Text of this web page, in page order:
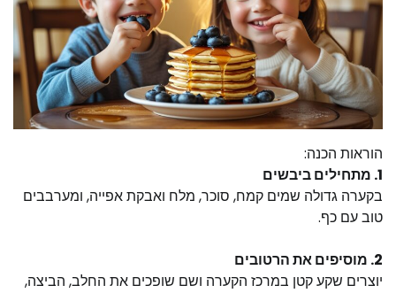
הוראות הכנה:
1. מתחילים ביבשים
בקערה גדולה שמים קמח, סוכר, מלח ואבקת אפייה, ומערבבים
טוב עם כף.
2. מוסיפים את הרטובים
יוצרים שקע קטן במרכז הקערה ושם שופכים את החלב, הביצה,